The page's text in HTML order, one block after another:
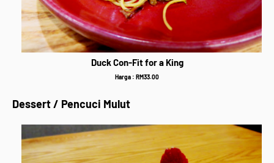
Duck Con-Fit for a King
Harga : RM33.00
Dessert / Pencuci Mulut